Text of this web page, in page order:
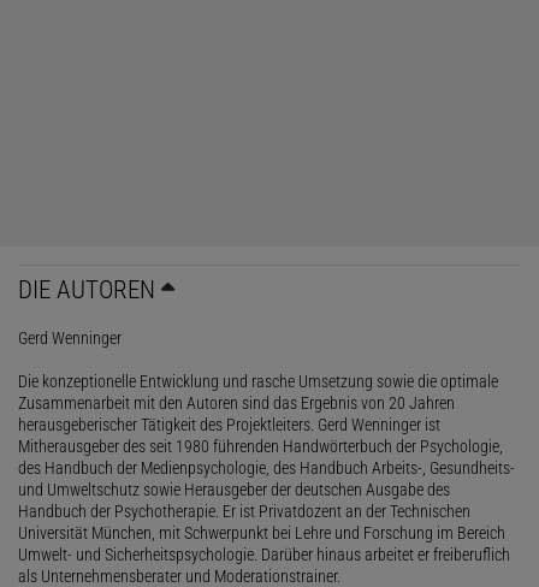
DIE AUTOREN
Gerd Wenninger
Die konzeptionelle Entwicklung und rasche Umsetzung sowie die optimale
Zusammenarbeit mit den Autoren sind das Ergebnis von 20 Jahren
herausgeberischer Tätigkeit des Projektleiters. Gerd Wenninger ist
Mitherausgeber des seit 1980 führenden Handwörterbuch der Psychologie,
des Handbuch der Medienpsychologie, des Handbuch Arbeits-, Gesundheits-
und Umweltschutz sowie Herausgeber der deutschen Ausgabe des
Handbuch der Psychotherapie. Er ist Privatdozent an der Technischen
Universität München, mit Schwerpunkt bei Lehre und Forschung im Bereich
Umwelt- und Sicherheitspsychologie. Darüber hinaus arbeitet er freiberuflich
als Unternehmensberater und Moderationstrainer.